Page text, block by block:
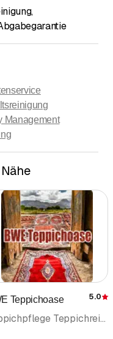
,
Management
Teppichoase 5.0
Teppichpflege Teppichreinigung • Teppiche • Reparaturen • Textilreinigung • Reinigungsfirma • Reinigungsunternehmung